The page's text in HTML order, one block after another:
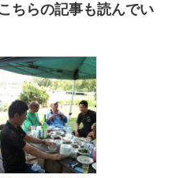
ちらの記事も読んでい